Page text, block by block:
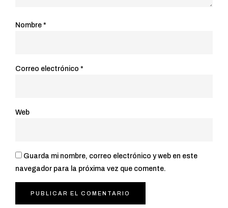
Nombre *
Correo electrónico *
Web
Guarda mi nombre, correo electrónico y web en este
navegador para la próxima vez que comente.